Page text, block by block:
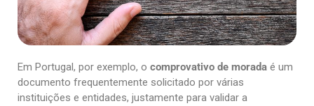
Em Portugal, por exemplo, o comprovativo de morada é um
documento frequentemente solicitado por várias
instituições e entidades, justamente para validar a